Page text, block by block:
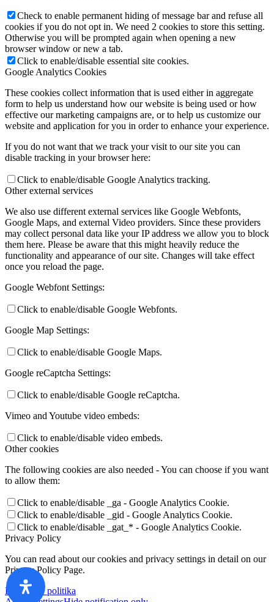
Check to enable permanent hiding of message bar and refuse all
cookies if you do not opt in. We need 2 cookies to store this setting.
Otherwise you will be prompted again when opening a new
browser window or new a tab.
Click to enable/disable essential site cookies.
Google Analytics Cookies
These cookies collect information that is used either in aggregate
form to help us understand how our website is being used or how
effective our marketing campaigns are, or to help us customize our
website and application for you in order to enhance your experience.
If you do not want that we track your visit to our site you can
disable tracking in your browser here:
Click to enable/disable Google Analytics tracking.
Other external services
We also use different external services like Google Webfonts,
Google Maps, and external Video providers. Since these providers
may collect personal data like your IP address we allow you to block
them here. Please be aware that this might heavily reduce the
functionality and appearance of our site. Changes will take effect
once you reload the page.
Google Webfont Settings:
Click to enable/disable Google Webfonts.
Google Map Settings:
Click to enable/disable Google Maps.
Google reCaptcha Settings:
Click to enable/disable Google reCaptcha.
Vimeo and Youtube video embeds:
Click to enable/disable video embeds.
Other cookies
The following cookies are also needed - You can choose if you want
to allow them:
Click to enable/disable _ga - Google Analytics Cookie.
Click to enable/disable _gid - Google Analytics Cookie.
Click to enable/disable _gat_* - Google Analytics Cookie.
Privacy Policy
You can read about our cookies and privacy settings in detail on our
Privacy Policy Page.
Privatumo politika